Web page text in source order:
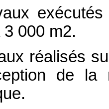
000 m2.
réalisés
de la